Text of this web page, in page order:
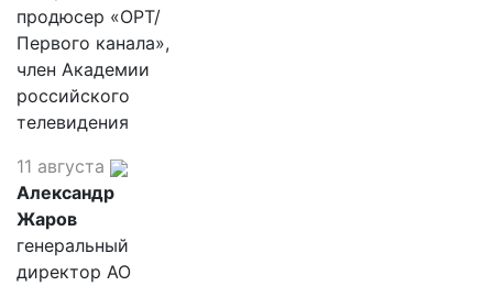
продюсер «ОРТ/
Первого канала»,
член Академии
российского
телевидения
11 августа
Александр
Жаров
генеральный
директор АО